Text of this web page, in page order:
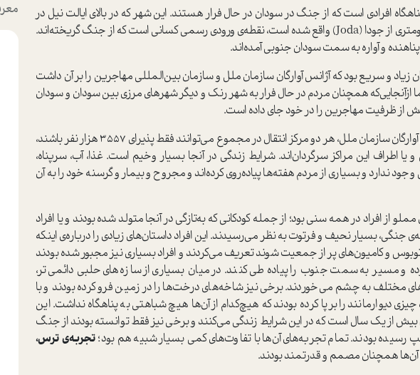
شهر رنک پناهگاه افرادی است که از جنگ در سودان در حال فرار هستند. این شهر که در بالای ایالت نیل در
جنوب سودان و در حدود 60 کیلومتری از جودا (Joda) واقع شده است، نقطه‌ی ورودی رسمی کسانی است که از جنگ گریخته‌اند.
زیاد و سریع بود که آژانس آوارگان سازمان ملل و سازمان بین‌المللی مهاجرین را بر آن داشت
از‌آنجایی‌که همچنان مردم در حال فرار به شهر رنک و دیگر شهرهای مرزی بین سودان و سودان
از ظرفیت مهاجرین را در خود جای داده است.
درحالی‌که بر طبق گزارش آژانس آوارگان سازمان ملل، هر دو مرکز انتقال در مجموع می‌توانند فقط پذیرای 3557 هزار نفر باشند،
در داخل و یا اطراف این مراکز سرگردان‌اند. شرایط زندگی در آنجا بسیار وخیم است. غذا، آب، سرپناه،
ندارد و بسیاری از مردم هفته‌ها پیاده‌روی کرده‌اند و مجروح و بیمار و گرسنه خود را به آن
از افراد در همه سنی بود؛ از جمله کودکانی که به‌تازگی در آنجا متولد شده بودند و یا افراد
جنگی، بسیار نحیف و فرتوت به نظر می‌رسیدند. این افراد داستان‌های زیادی را درباره‌ی اینکه
و کامیون‌های پر از جمعیت شوند تعریف می‌کردند و افراد بسیاری نیز مجبور شده بودند
و مسیر به سمت جنوب را پیاده طی کنند. در میان بسیاری از سازه‌های حلبی دائمی‌تر،
مختلف به چشم می‌خوردند. برخی نیز شاخه‌های درخت‌ها را در زمین فرو کرده بودند و با
دیوار‌مانند را بر پا کرده بودند که هیچ‌کدام از آن‌ها هیچ شباهتی به پناهگاه نداشت. این
بیش از یک سال است که در این شرایط زندگی می‌کنند و برخی نیز فقط توانسته بودند از جنگ
بودند. تمام تجربه‌های آن‌ها با تفاوت‌های کمی بسیار شبیه هم بود؛تجربه‌ی ترس،
آن‌ها همچنان مصمم و قدرتمند بودند.